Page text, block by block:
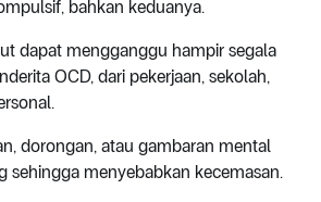
bahkan keduanya.
dapat mengganggu hampir segala
OCD, dari pekerjaan, sekolah,
dorongan, atau gambaran mental
sehingga menyebabkan kecemasan.